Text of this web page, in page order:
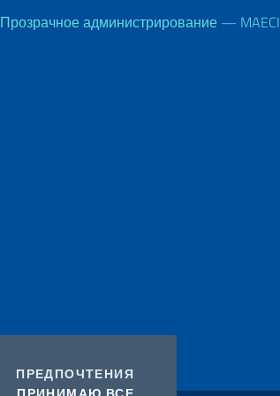
ПРЕДПОЧТЕНИЯ
I COOKIES
Прозрачное администрирование — MAECI